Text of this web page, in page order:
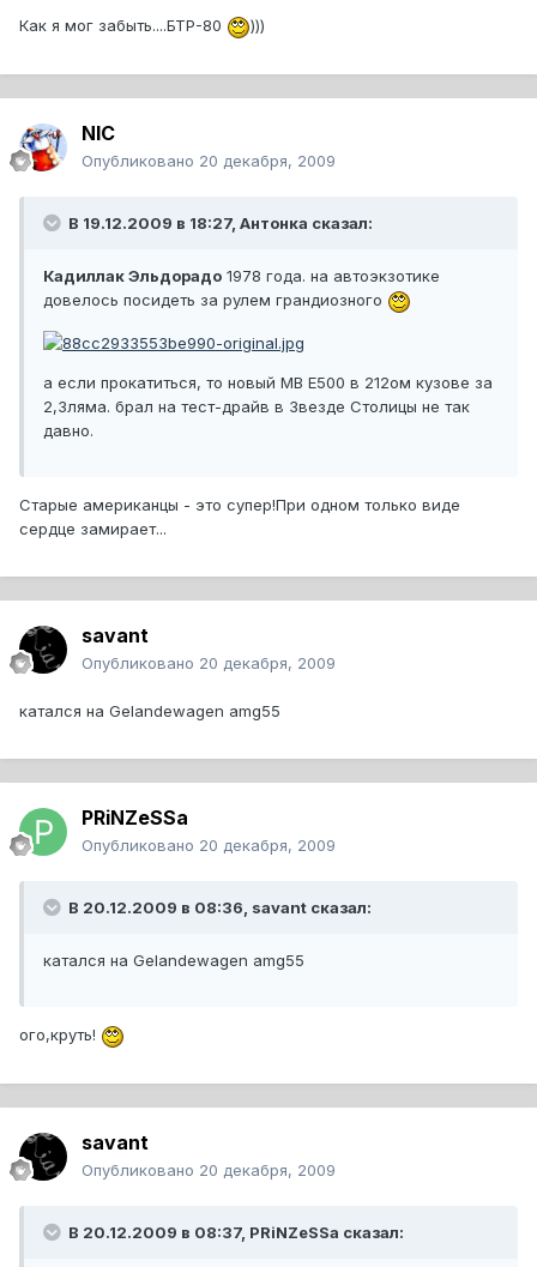
Как я мог забыть....БТР-80 )))
NIC
Опубликовано 20 декабря, 2009
В 19.12.2009 в 18:27, Антонка сказал:
Кадиллак Эльдорадо 1978 года. на автоэкзотике
довелось посидеть за рулем грандиозного
а если прокатиться, то новый МВ E500 в 212ом кузове за
2,3ляма. брал на тест-драйв в Звезде Столицы не так
давно.
Старые американцы - это супер!При одном только виде
сердце замирает...
savant
Опубликовано 20 декабря, 2009
катался на Gelandewagen amg55
PRiNZeSSa
Опубликовано 20 декабря, 2009
В 20.12.2009 в 08:36, savant сказал:
катался на Gelandewagen amg55
ого,круть!
savant
Опубликовано 20 декабря, 2009
В 20.12.2009 в 08:37, PRiNZeSSa сказал: